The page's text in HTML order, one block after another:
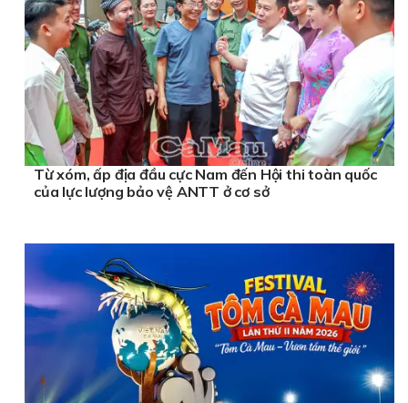
Từ xóm, ấp địa đầu cực Nam đến Hội thi toàn quốc
của lực lượng bảo vệ ANTT ở cơ sở